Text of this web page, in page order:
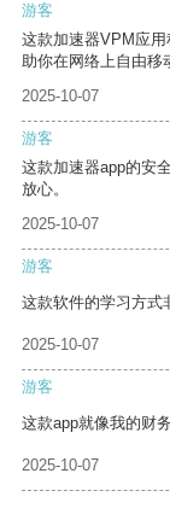
游客
这款加速器VPM应
助你在网络上自由移
2025-10-07
游客
这款加速器app的安
放心。
2025-10-07
游客
这款软件的学习方式
2025-10-07
游客
这款app就像我的财
2025-10-07